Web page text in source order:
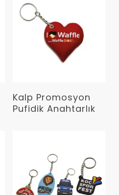
Devamını Oku
Kalp Promosyon
Pufidik Anahtarlık